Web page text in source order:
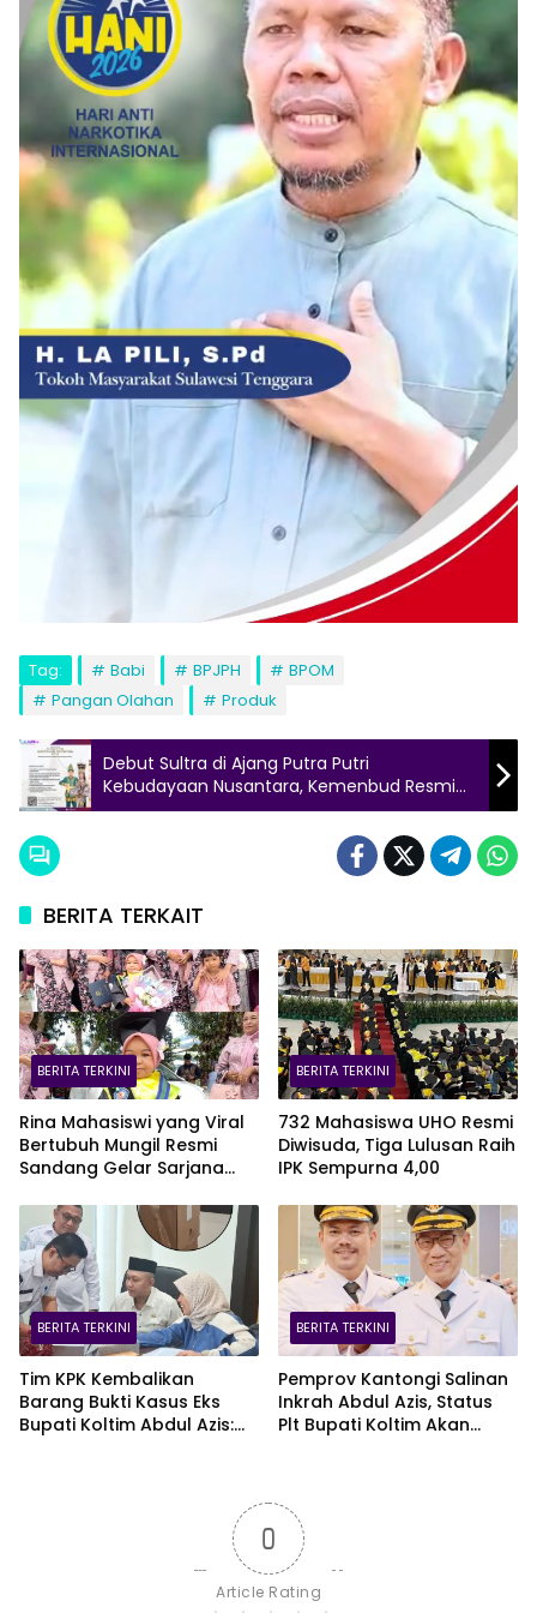
Tag: Babi BPJPH
BPOM
Pangan Olahan
Produk
Debut Sultra di Ajang Putra Putri
Kebudayaan Nusantara, Kemenbud Resmi
Buka Seleksi Regional
BERITA TERKAIT
BERITA TERKINI
Rina Mahasiswi yang Viral
Bertubuh Mungil Resmi
Sandang Gelar Sarjana
BERITA TERKINI
732 Mahasiswa UHO Resmi
Diwisuda, Tiga Lulusan Raih
IPK Sempurna 4,00
BERITA TERKINI
Tim KPK Kembalikan
Barang Bukti Kasus Eks
Bupati Koltim Abdul Azis:
BERITA TERKINI
Pemprov Kantongi Salinan
Inkrah Abdul Azis, Status
Plt Bupati Koltim Akan
0
Article Rating